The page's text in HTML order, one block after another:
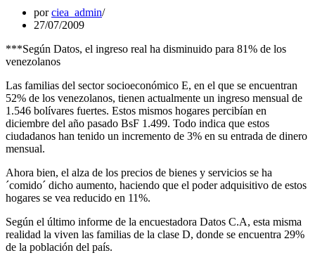
porciea_admin
27/07/2009
***Según Datos, el ingreso real ha disminuido para 81% de los
venezolanos
Las familias del sector socioeconómico E, en el que se encuentran
52% de los venezolanos, tienen actualmente un ingreso mensual de
1.546 bolívares fuertes. Estos mismos hogares percibían en
diciembre del año pasado BsF 1.499. Todo indica que estos
ciudadanos han tenido un incremento de 3% en su entrada de dinero
mensual.
Ahora bien, el alza de los precios de bienes y servicios se ha
´comido´ dicho aumento, haciendo que el poder adquisitivo de estos
hogares se vea reducido en 11%.
Según el último informe de la encuestadora Datos C.A, esta misma
realidad la viven las familias de la clase D, donde se encuentra 29%
de la población del país.